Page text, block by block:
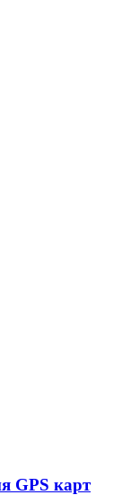
GPS карт